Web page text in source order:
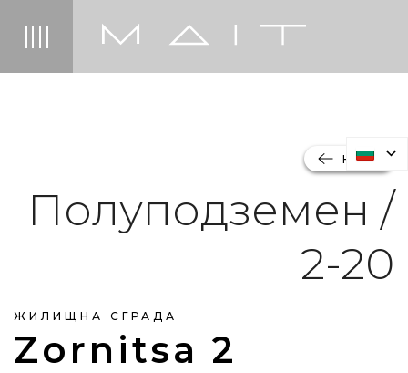
ЖИЛИЩНА СГРАДА
Zornitsa 2
НАЗАД
Полуподземен /
2-20